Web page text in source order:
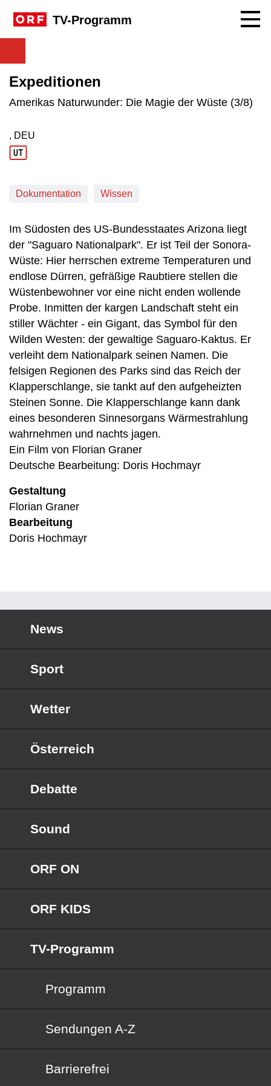
TV-Programm
Expeditionen
Amerikas Naturwunder: Die Magie der Wüste (3/8)
Produktionsland: DEU
, DEU
Dokumentation Wissen
Im Südosten des US-Bundesstaates Arizona liegt
der "Saguaro Nationalpark". Er ist Teil der Sonora-
Wüste: Hier herrschen extreme Temperaturen und
endlose Dürren, gefräßige Raubtiere stellen die
Wüstenbewohner vor eine nicht enden wollende
Probe. Inmitten der kargen Landschaft steht ein
stiller Wächter - ein Gigant, das Symbol für den
Wilden Westen: der gewaltige Saguaro-Kaktus. Er
verleiht dem Nationalpark seinen Namen. Die
felsigen Regionen des Parks sind das Reich der
Klapperschlange, sie tankt auf den aufgeheizten
Steinen Sonne. Die Klapperschlange kann dank
eines besonderen Sinnesorgans Wärmestrahlung
wahrnehmen und nachts jagen.
Ein Film von Florian Graner
Deutsche Bearbeitung: Doris Hochmayr
Gestaltung
Florian Graner
Bearbeitung
Doris Hochmayr
News
Sport
Wetter
Österreich
Debatte
Sound
ORF ON
ORF KIDS
TV-Programm
Programm
Sendungen von A bis Z
Sendungen A-Z
Barrierefrei
Barrierefrei